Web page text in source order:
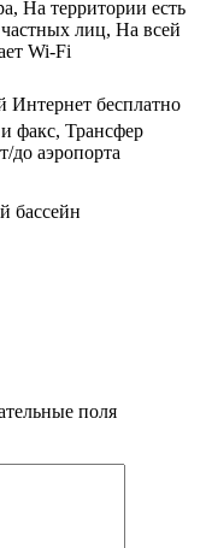
На территории есть
лиц, На всей
Wi-Fi
Интернет бесплатно
факс, Трансфер
до аэропорта
бассейн
поля